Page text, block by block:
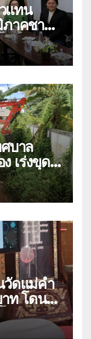
แทน
ภาคชา
นีเซีย
า
บาล
เร่งขุด
กันและลด
วัดแม่คำ
ท โดน
อนข้าม